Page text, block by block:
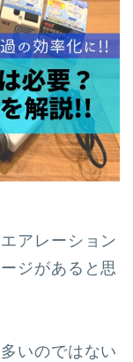
アレーション
ジがあると思
いのではない